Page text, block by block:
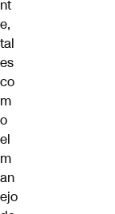
nt
e,
tal
es
co
m
o
el
m
an
ejo